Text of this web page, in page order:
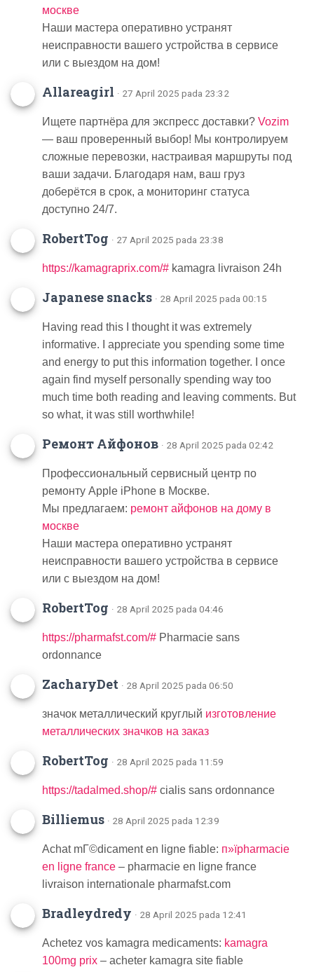
москве
Наши мастера оперативно устранят
неисправности вашего устройства в сервисе
или с выездом на дом!
Allareagirl · 27 April 2025 pada 23:32
Ищете партнёра для экспресс доставки? Vozim
— ваш проверенный выбор! Мы контролируем
сложные перевозки, настраивая маршруты под
ваши задачи. Благодаря нам, ваш груз
доберётся в срок, а мониторинг статуса
доступно 24/7.
RobertTog · 27 April 2025 pada 23:38
https://kamagraprix.com/# kamagra livraison 24h
Japanese snacks · 28 April 2025 pada 00:15
Having read this I thought it was extremely
informative. I appreciate you spending some time
and energy to put this information together. I once
again find myself personally spending way too
much time both reading and leaving comments. But
so what, it was still worthwhile!
Ремонт Айфонов · 28 April 2025 pada 02:42
Профессиональный сервисный центр по
ремонту Apple iPhone в Москве.
Мы предлагаем: ремонт айфонов на дому в
москве
Наши мастера оперативно устранят
неисправности вашего устройства в сервисе
или с выездом на дом!
RobertTog · 28 April 2025 pada 04:46
https://pharmafst.com/# Pharmacie sans
ordonnance
ZacharyDet · 28 April 2025 pada 06:50
значок металлический круглый изготовление
металлических значков на заказ
RobertTog · 28 April 2025 pada 11:59
https://tadalmed.shop/# cialis sans ordonnance
Billiemus · 28 April 2025 pada 12:39
Achat mГ©dicament en ligne fiable: п»їpharmacie
en ligne france – pharmacie en ligne france
livraison internationale pharmafst.com
Bradleydredy · 28 April 2025 pada 12:41
Achetez vos kamagra medicaments: kamagra
100mg prix – acheter kamagra site fiable